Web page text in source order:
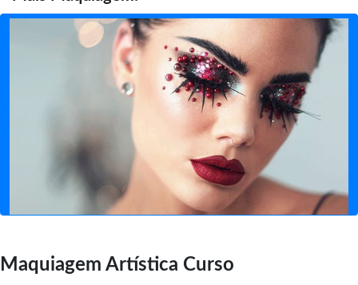
Maquiagem Artística Curso